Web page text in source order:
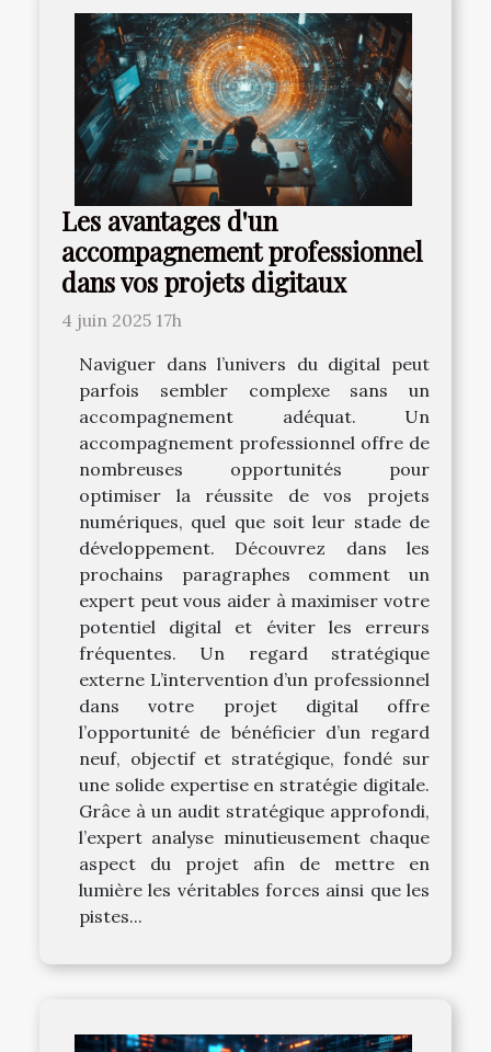
Les avantages d'un
accompagnement professionnel
dans vos projets digitaux
4 juin 2025 17h
Naviguer dans l’univers du digital peut
parfois sembler complexe sans un
accompagnement adéquat. Un
accompagnement professionnel offre de
nombreuses opportunités pour
optimiser la réussite de vos projets
numériques, quel que soit leur stade de
développement. Découvrez dans les
prochains paragraphes comment un
expert peut vous aider à maximiser votre
potentiel digital et éviter les erreurs
fréquentes. Un regard stratégique
externe L’intervention d’un professionnel
dans votre projet digital offre
l’opportunité de bénéficier d’un regard
neuf, objectif et stratégique, fondé sur
une solide expertise en stratégie digitale.
Grâce à un audit stratégique approfondi,
l’expert analyse minutieusement chaque
aspect du projet afin de mettre en
lumière les véritables forces ainsi que les
pistes...